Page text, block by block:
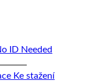
ID Needed
Ke stažení